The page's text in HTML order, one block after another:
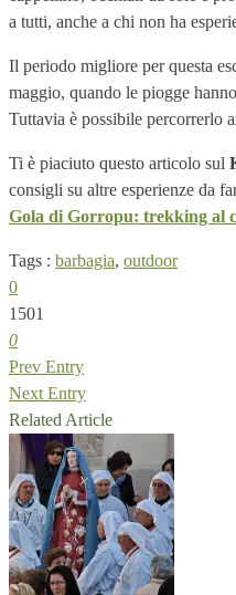
a tutti, anche a chi non ha
Il periodo migliore per questa
maggio, quando le piogge
Tuttavia è possibile percorrerlo
Ti è piaciuto questo articolo sul
consigli su altre esperienze da
Gola di Gorropu: trekking al
Tags : barbagia, outdoor
0
1501
0
Prev Entry
Next Entry
Related Article